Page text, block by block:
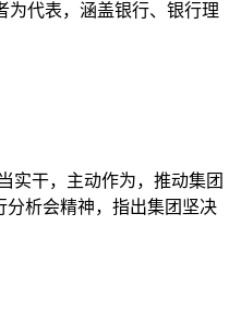
为代表，涵盖银行、银行理
实干，主动作为，推动集团
分析会精神，指出集团坚决